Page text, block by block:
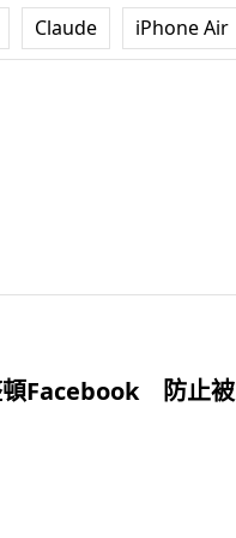
Claude iPhone Air
頓Facebook 防止被